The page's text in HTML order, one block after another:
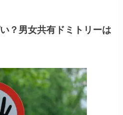
？男女共有ドミトリーは